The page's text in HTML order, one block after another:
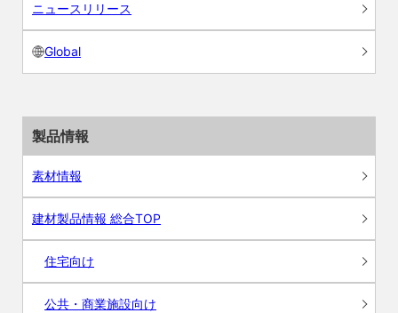
ニュースリリース
Global
製品情報
素材情報
建材製品情報 総合TOP
住宅向け
公共・商業施設向け